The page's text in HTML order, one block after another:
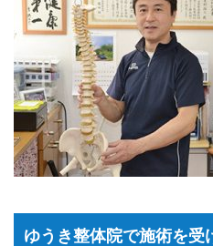
ゆうき整体院で施術を受